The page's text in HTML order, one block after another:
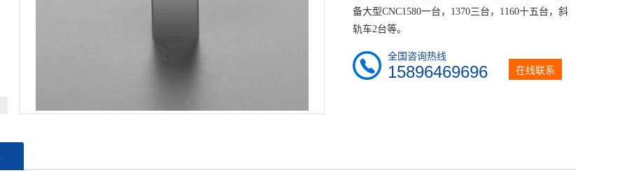
备大型CNC1580一台，1370三台，1160十五台，斜
轨车2台等。
全国咨询热线
15896469696 在线联系